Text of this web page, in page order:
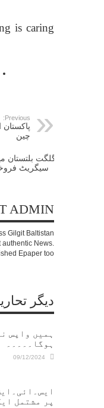
is caring!
Previous:
چین
سیگریٹ
ADMIN
Gilgit Baltistan
News.
Epaper too.
دیگر
ہمیں واپس
ہوگا۔۔۔۔۔
09/12/2024
پر مشتمل